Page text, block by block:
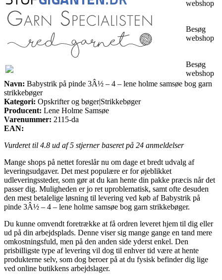
webshop
Besøg
webshop
Besøg
webshop
Navn: Babystrik på pinde 3Â½ – 4 – lene holme samsøe bog garn
strikkebøger
Kategori: Opskrifter og bøger|Strikkebøger
Producent: Lene Holme Samsøe
Varenummer: 2115-da
EAN:
Vurderet til 4.8 ud af 5 stjerner baseret på 24 anmeldelser
Mange shops på nettet foreslår nu om dage et bredt udvalg af
leveringsudgaver. Det mest populære er for øjeblikket
udleveringssteder, som gør at du kan hente din pakke præcis når det
passer dig. Muligheden er jo ret uproblematisk, samt ofte desuden
den mest betalelige løsning til levering ved køb af Babystrik på
pinde 3Â½ – 4 – lene holme samsøe bog garn strikkebøger.
Du kunne omvendt foretrække at få ordren leveret hjem til dig eller
ud på din arbejdsplads. Denne viser sig mange gange en tand mere
omkostningsfuld, men på den anden side yderst enkel. Den
prisbilligste type af levering vil dog til enhver tid være at hente
produkterne selv, som dog beroer på at du fysisk befinder dig lige
ved online butikkens arbejdslager.